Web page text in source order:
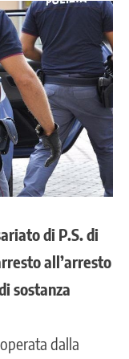
di P.S. di
all’arresto
sostanza
dalla